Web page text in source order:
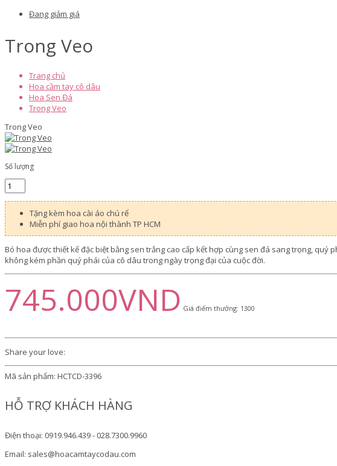
Đang giảm giá
Trong Veo
Trang chủ
Hoa cầm tay cô dâu
Hoa Sen Đá
Trong Veo
Trong Veo
Số lượng
Tặng kèm hoa cài áo chú rể
Miễn phí giao hoa nội thành TP HCM
Bó hoa được thiết kế đặc biệt bằng sen trắng cao cấp kết hợp cùng sen đá sang trọng,
không kém phần quý phái của cô dâu trong ngày trọng đại của cuộc đời.
745.000VND Giá điểm thưởng: 1300
Share your love:
Mã sản phẩm: HCTCD-3396
HỖ TRỢ KHÁCH HÀNG
Điện thoại: 0919.946.439 - 028.7300.9960
Email: sales@hoacamtaycodau.com